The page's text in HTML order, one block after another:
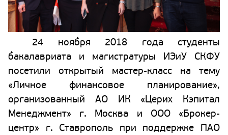
24 ноября 2018 года студенты
бакалавриата и магистратуры ИЭиУ СКФУ
посетили открытый мастер-класс на тему
«Личное финансовое планирование»,
организованный АО ИК «Церих Кэпитал
Менеджмент» г. Москва и ООО «Брокер-
центр» г. Ставрополь при поддержке ПАО